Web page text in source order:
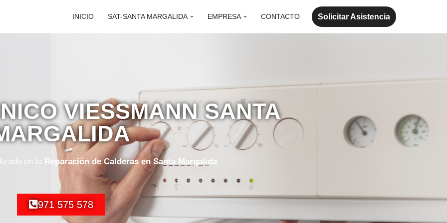
INICIO SAT-SANTA MARGALIDA EMPRESA CONTACTO Solicitar Asistencia
VIESSMANN SANTA
en la Reparación de Calderas en Santa Margalida
971 575 578